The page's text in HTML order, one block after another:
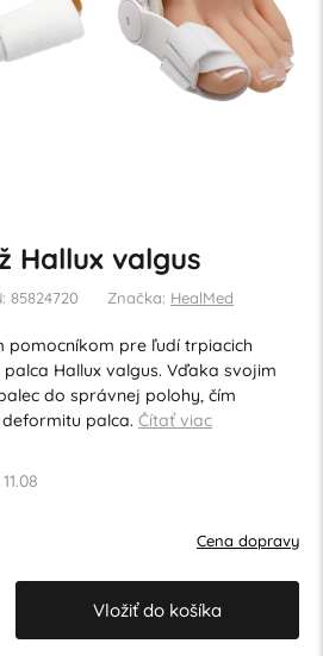
Hallux valgus
85824720 Značka: HealMed
pomocníkom pre ľudí trpiacich
Hallux valgus. Vďaka svojim
do správnej polohy, čím
palca. Čítať viac
Cena dopravy
Vložiť do košíka